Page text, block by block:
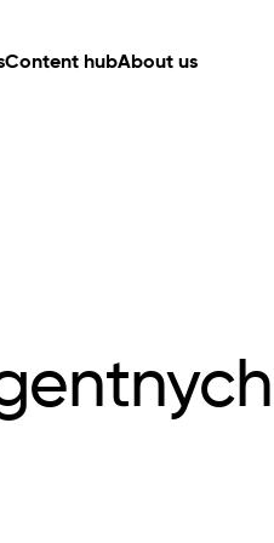
Content hubAbout us